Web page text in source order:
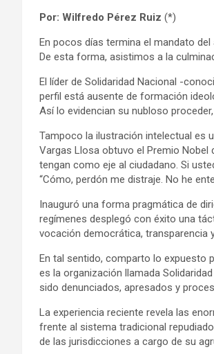
Por: Wilfredo Pérez Ruiz (*)
En pocos días termina el mandato
De esta forma, asistimos a la
El líder de Solidaridad Nacional -
perfil está ausente de formación
Así lo evidencian su nubloso
Tampoco la ilustración intelectual es
Vargas Llosa obtuvo el Premio Nobel
tengan como eje al ciudadano. Si
“Cómo, perdón me distraje. No he
Inauguró una forma pragmática de
regímenes desplegó con éxito una
vocación democrática, transparencia
En tal sentido, comparto lo expuesto
es la organización llamada
sido denunciados, apresados y
La experiencia reciente revela las
frente al sistema tradicional
de las jurisdicciones a cargo de su